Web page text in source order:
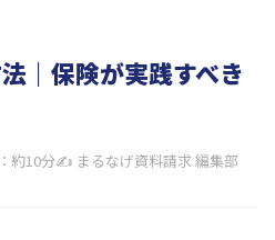
｜保険が実践すべき
約10分✍ まるなげ資料請求 編集部